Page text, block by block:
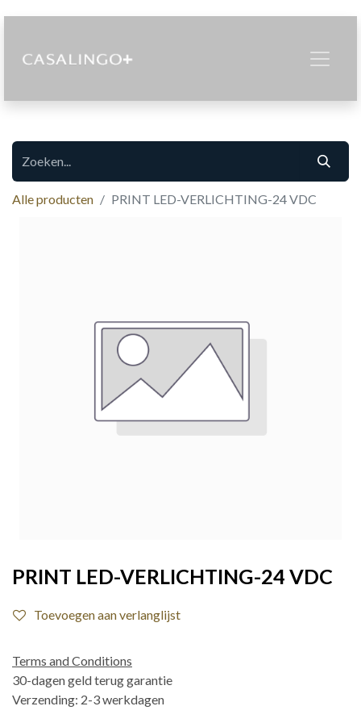
Alle producten PRINT LED-VERLICHTING-24 VDC
PRINT LED-VERLICHTING-24 VDC
Toevoegen aan verlanglijst
Terms and Conditions
30-dagen geld terug garantie
Verzending: 2-3 werkdagen